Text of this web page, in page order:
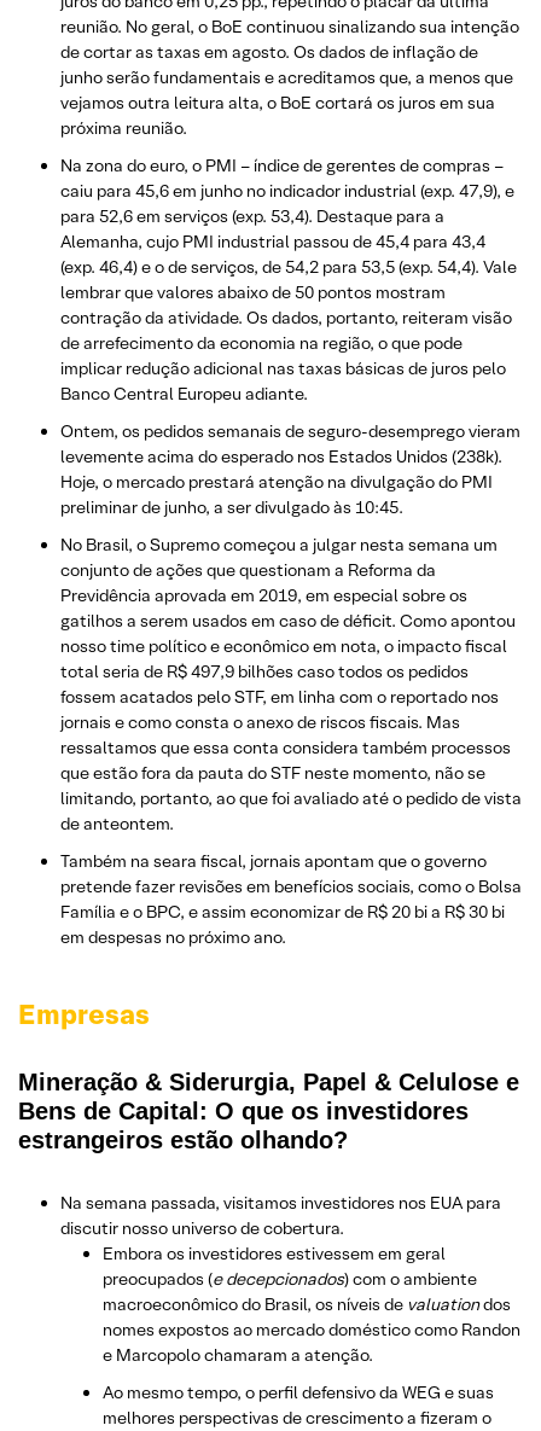
reunião. No geral, o BoE continuou sinalizando sua intenção
de cortar as taxas em agosto. Os dados de inflação de
junho serão fundamentais e acreditamos que, a menos que
vejamos outra leitura alta, o BoE cortará os juros em sua
próxima reunião.
Na zona do euro, o PMI – índice de gerentes de compras –
caiu para 45,6 em junho no indicador industrial (exp. 47,9), e
para 52,6 em serviços (exp. 53,4). Destaque para a
Alemanha, cujo PMI industrial passou de 45,4 para 43,4
(exp. 46,4) e o de serviços, de 54,2 para 53,5 (exp. 54,4). Vale
lembrar que valores abaixo de 50 pontos mostram
contração da atividade. Os dados, portanto, reiteram visão
de arrefecimento da economia na região, o que pode
implicar redução adicional nas taxas básicas de juros pelo
Banco Central Europeu adiante.
Ontem, os pedidos semanais de seguro-desemprego vieram
levemente acima do esperado nos Estados Unidos (238k).
Hoje, o mercado prestará atenção na divulgação do PMI
preliminar de junho, a ser divulgado às 10:45.
No Brasil, o Supremo começou a julgar nesta semana um
conjunto de ações que questionam a Reforma da
Previdência aprovada em 2019, em especial sobre os
gatilhos a serem usados em caso de déficit. Como apontou
nosso time político e econômico em nota, o impacto fiscal
total seria de R$ 497,9 bilhões caso todos os pedidos
fossem acatados pelo STF, em linha com o reportado nos
jornais e como consta o anexo de riscos fiscais. Mas
ressaltamos que essa conta considera também processos
que estão fora da pauta do STF neste momento, não se
limitando, portanto, ao que foi avaliado até o pedido de vista
de anteontem.
Também na seara fiscal, jornais apontam que o governo
pretende fazer revisões em benefícios sociais, como o Bolsa
Família e o BPC, e assim economizar de R$ 20 bi a R$ 30 bi
em despesas no próximo ano.
Empresas
Mineração & Siderurgia, Papel & Celulose e
Bens de Capital: O que os investidores
estrangeiros estão olhando?
Na semana passada, visitamos investidores nos EUA para
discutir nosso universo de cobertura.
Embora os investidores estivessem em geral
preocupados (e decepcionados) com o ambiente
macroeconômico do Brasil, os níveis de valuationdos
nomes expostos ao mercado doméstico como Randon
e Marcopolo chamaram a atenção.
Ao mesmo tempo, o perfil defensivo da WEG e suas
melhores perspectivas de crescimento a fizeram o